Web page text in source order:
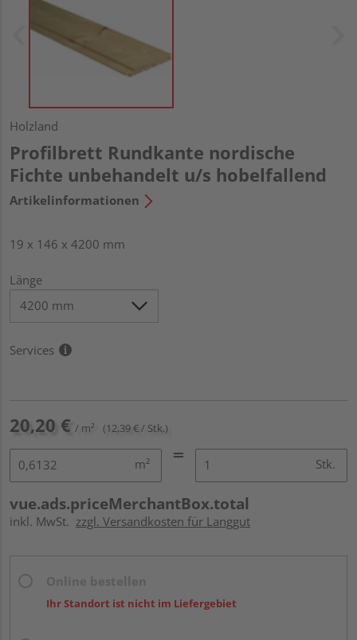
Holzland
Profilbrett Rundkante nordische
Fichte unbehandelt u/s hobelfallend
Artikelinformationen
19 x 146 x 4200 mm
Länge
Services
20,20 € / m² (12,39 € / Stk.)
m² Stk.
vue.ads.priceMerchantBox.total
inkl. MwSt. zzgl. Versandkosten für Langgut
Ihr Standort ist nicht im Liefergebiet